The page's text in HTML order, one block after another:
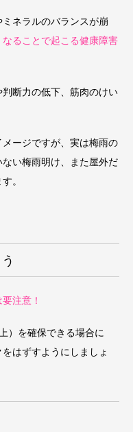
ネラルのバランスが崩
ることで起こる健康障害
断力の低下、筋肉のけい
ージですが、実は梅雨の
い梅雨明け、また屋外だ
。
注意！
）を確保できる場合に
はずすようにしましょ